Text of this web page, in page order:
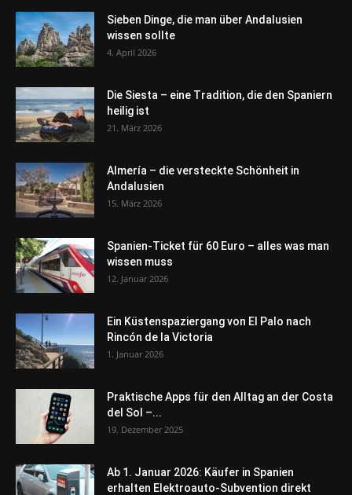
Sieben Dinge, die man über Andalusien
wissen sollte
4. April 2026
Die Siesta – eine Tradition, die den Spaniern
heilig ist
21. März 2026
Almería – die versteckte Schönheit in
Andalusien
15. März 2026
Spanien-Ticket für 60 Euro – alles was man
wissen muss
12. Januar 2026
Ein Küstenspaziergang von El Palo nach
Rincón de la Victoria
1. Januar 2026
Praktische Apps für den Alltag an der Costa
del Sol –...
19. Dezember 2025
Ab 1. Januar 2026: Käufer in Spanien
erhalten Elektroauto-Subvention direkt